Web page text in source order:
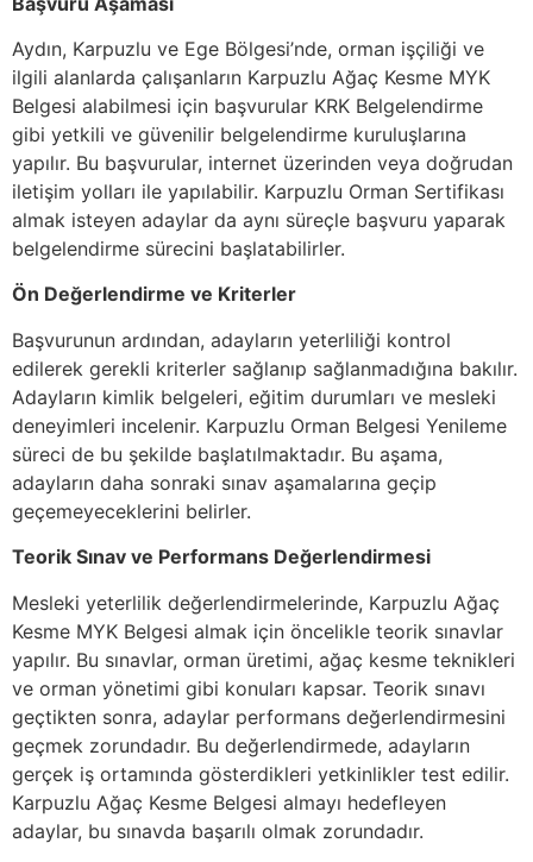
Aydın, Karpuzlu ve Ege Bölgesi’nde, orman işçiliği ve
ilgili alanlarda çalışanların Karpuzlu Ağaç Kesme MYK
Belgesi alabilmesi için başvurular KRK Belgelendirme
gibi yetkili ve güvenilir belgelendirme kuruluşlarına
yapılır. Bu başvurular, internet üzerinden veya doğrudan
iletişim yolları ile yapılabilir. Karpuzlu Orman Sertifikası
almak isteyen adaylar da aynı süreçle başvuru yaparak
belgelendirme sürecini başlatabilirler.
Ön Değerlendirme ve Kriterler
Başvurunun ardından, adayların yeterliliği kontrol
edilerek gerekli kriterler sağlanıp sağlanmadığına bakılır.
Adayların kimlik belgeleri, eğitim durumları ve mesleki
deneyimleri incelenir. Karpuzlu Orman Belgesi Yenileme
süreci de bu şekilde başlatılmaktadır. Bu aşama,
adayların daha sonraki sınav aşamalarına geçip
geçemeyeceklerini belirler.
Teorik Sınav ve Performans Değerlendirmesi
Mesleki yeterlilik değerlendirmelerinde, Karpuzlu Ağaç
Kesme MYK Belgesi almak için öncelikle teorik sınavlar
yapılır. Bu sınavlar, orman üretimi, ağaç kesme teknikleri
ve orman yönetimi gibi konuları kapsar. Teorik sınavı
geçtikten sonra, adaylar performans değerlendirmesini
geçmek zorundadır. Bu değerlendirmede, adayların
gerçek iş ortamında gösterdikleri yetkinlikler test edilir.
Karpuzlu Ağaç Kesme Belgesi almayı hedefleyen
adaylar, bu sınavda başarılı olmak zorundadır.